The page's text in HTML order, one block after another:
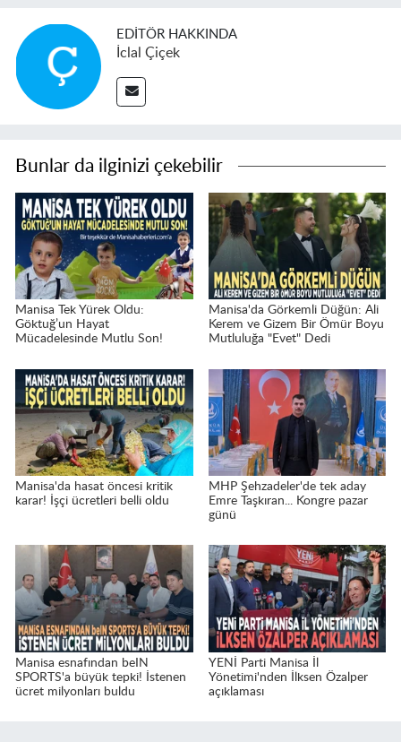
EDITÖR HAKKINDA
İclal Çiçek
Bunlar da ilginizi çekebilir
Manisa Tek Yürek Oldu:
Göktuğ’un Hayat
Mücadelesinde Mutlu Son!
Manisa'da Görkemli Düğün: Ali
Kerem ve Gizem Bir Ömür Boyu
Mutluluğa "Evet" Dedi
Manisa'da hasat öncesi kritik
karar! İşçi ücretleri belli oldu
MHP Şehzadeler'de tek aday
Emre Taşkıran... Kongre pazar
günü
Manisa esnafından beIN
SPORTS'a büyük tepki! İstenen
ücret milyonları buldu
YENİ Parti Manisa İl
Yönetimi'nden İlksen Özalper
açıklaması